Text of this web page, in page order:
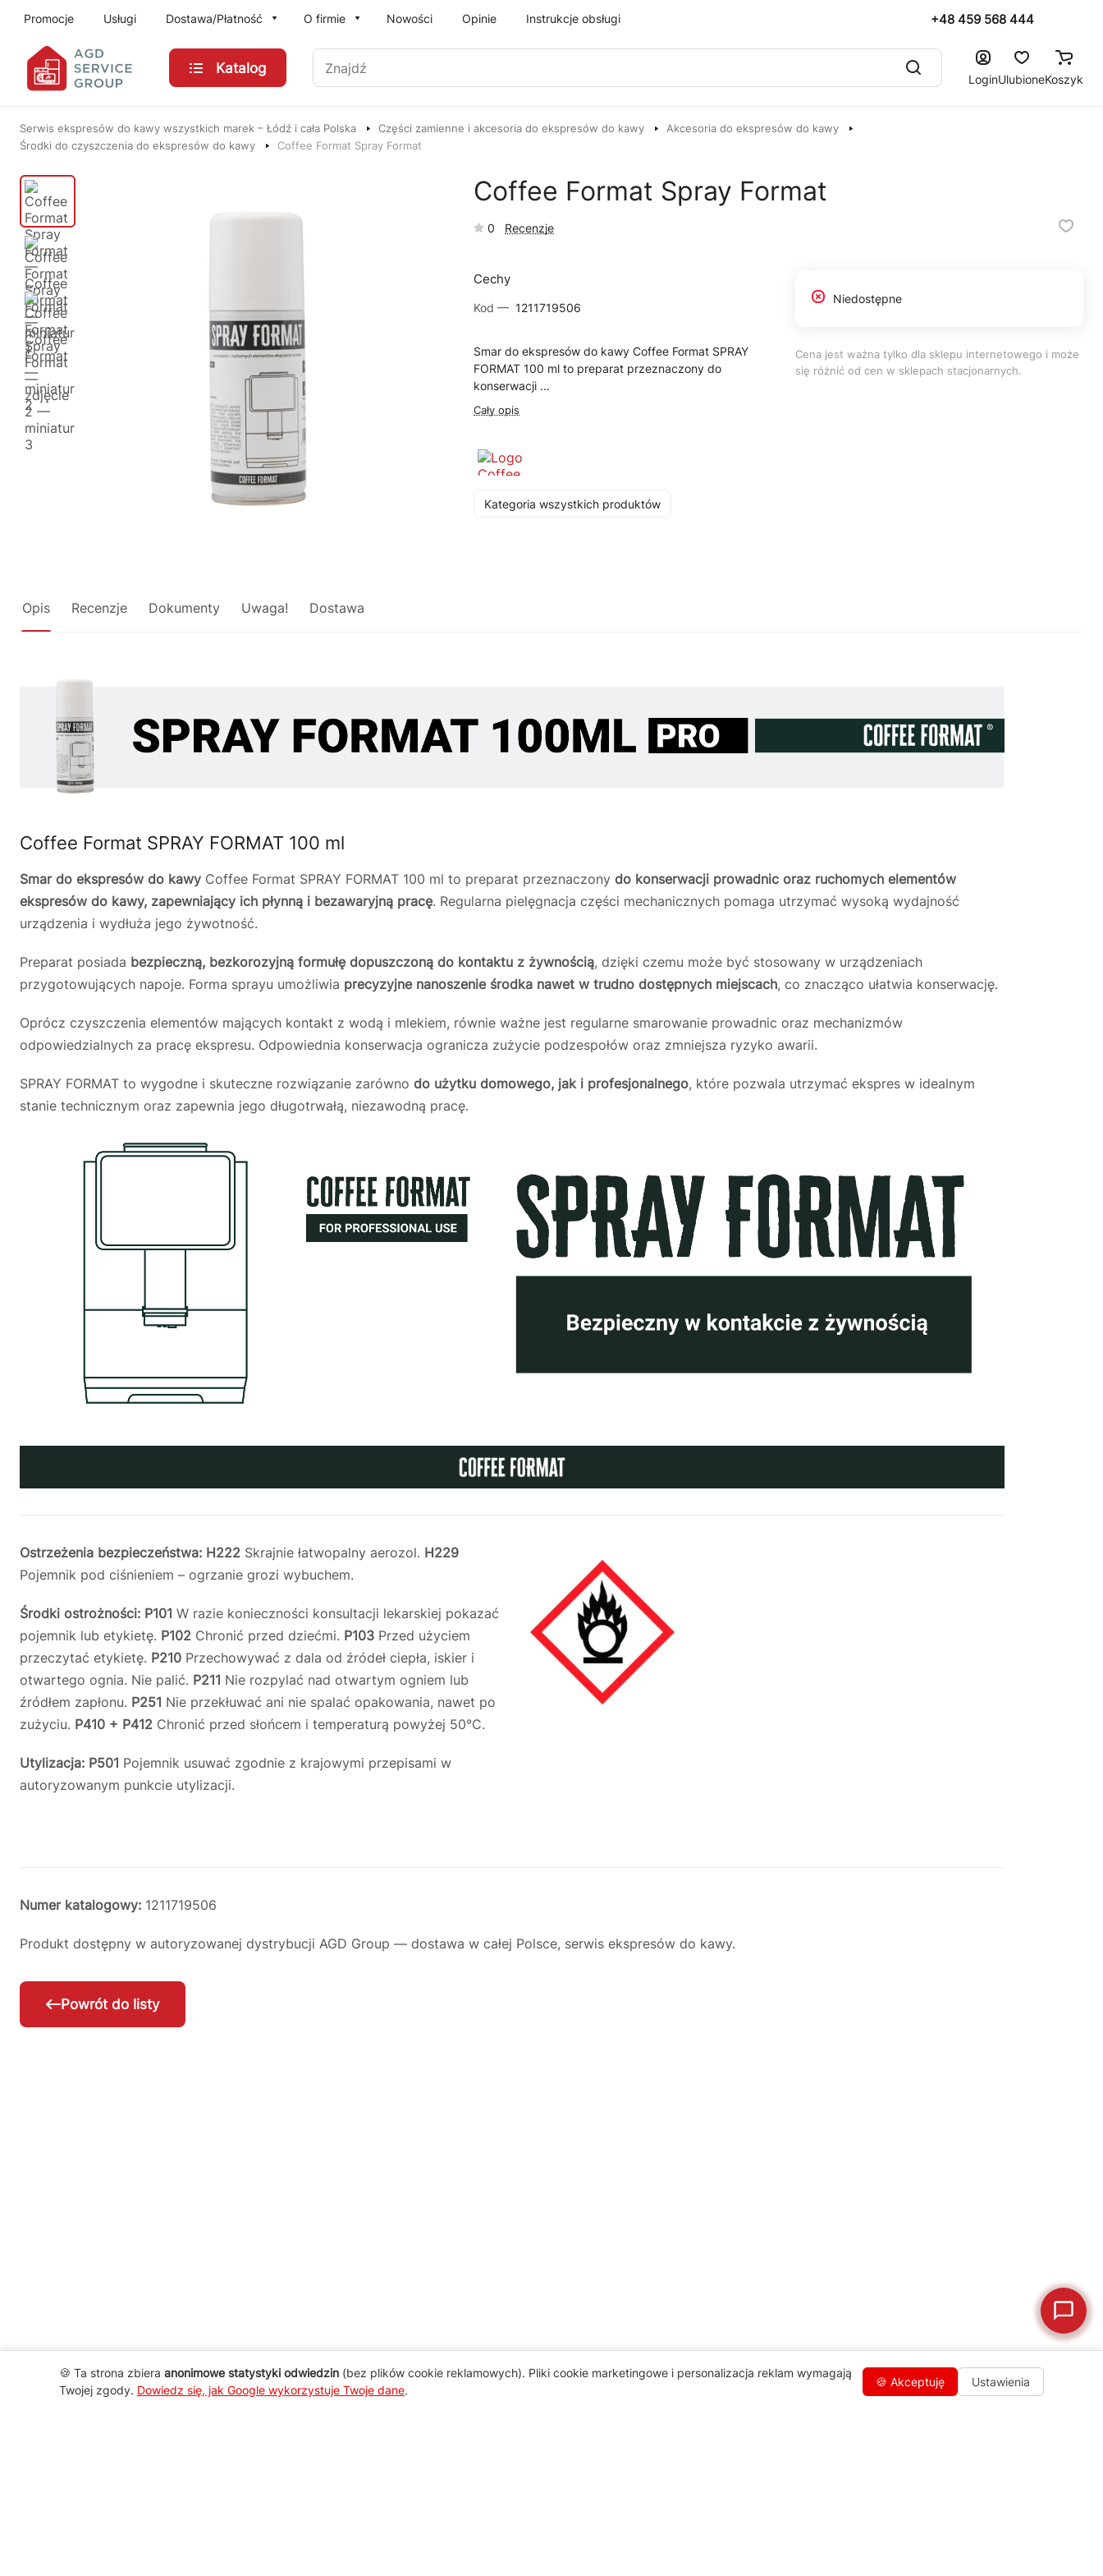
Promocje Usługi Dostawa/Płatność O firmie Nowości Opinie Instrukcje obsługi +48 459 568 444
Katalog
Znajdź
LoginUlubioneKoszyk
Serwis ekspresów do kawy wszystkich marek – Łódź i cała Polska Części zamienne i akcesoria do ekspresów do kawy
Akcesoria do ekspresów do kawy
Środki do czyszczenia do ekspresów do kawy
Coffee Format Spray Format
Coffee Format Spray Format
0 Recenzje
Cechy
Kod — 1211719506
Smar do ekspresów do kawy Coffee Format SPRAY
FORMAT 100 ml to preparat przeznaczony do
konserwacji ...
Cały opis
Kategoria wszystkich produktów
Niedostępne
Cena jest ważna tylko dla sklepu internetowego i może
się różnić od cen w sklepach stacjonarnych.
Opis Recenzje Dokumenty Uwaga! Dostawa
Coffee Format SPRAY FORMAT 100 ml
Smar do ekspresów do kawy Coffee Format SPRAY FORMAT 100 ml to preparat przeznaczony do konserwacji prowadnic oraz ruchomych elementów
ekspresów do kawy, zapewniający ich płynną i bezawaryjną pracę. Regularna pielęgnacja części mechanicznych pomaga utrzymać wysoką wydajność
urządzenia i wydłuża jego żywotność.
Preparat posiada bezpieczną, bezkorozyjną formułę dopuszczoną do kontaktu z żywnością, dzięki czemu może być stosowany w urządzeniach
przygotowujących napoje. Forma sprayu umożliwia precyzyjne nanoszenie środka nawet w trudno dostępnych miejscach, co znacząco ułatwia konserwację.
Oprócz czyszczenia elementów mających kontakt z wodą i mlekiem, równie ważne jest regularne smarowanie prowadnic oraz mechanizmów
odpowiedzialnych za pracę ekspresu. Odpowiednia konserwacja ogranicza zużycie podzespołów oraz zmniejsza ryzyko awarii.
SPRAY FORMAT to wygodne i skuteczne rozwiązanie zarówno do użytku domowego, jak i profesjonalnego, które pozwala utrzymać ekspres w idealnym
stanie technicznym oraz zapewnia jego długotrwałą, niezawodną pracę.
Ostrzeżenia bezpieczeństwa: H222 Skrajnie łatwopalny aerozol. H229
Pojemnik pod ciśnieniem – ogrzanie grozi wybuchem.
Środki ostrożności: P101 W razie konieczności konsultacji lekarskiej pokazać
pojemnik lub etykietę. P102 Chronić przed dziećmi. P103 Przed użyciem
przeczytać etykietę. P210 Przechowywać z dala od źródeł ciepła, iskier i
otwartego ognia. Nie palić. P211 Nie rozpylać nad otwartym ogniem lub
źródłem zapłonu. P251 Nie przekłuwać ani nie spalać opakowania, nawet po
zużyciu. P410 + P412 Chronić przed słońcem i temperaturą powyżej 50°C.
Utylizacja: P501 Pojemnik usuwać zgodnie z krajowymi przepisami w
autoryzowanym punkcie utylizacji.
Numer katalogowy: 1211719506
Produkt dostępny w autoryzowanej dystrybucji AGD Group — dostawa w całej Polsce, serwis ekspresów do kawy.
Powrót do listy
🍪 Ta strona zbiera anonimowe statystyki odwiedzin (bez plików cookie reklamowych). Pliki cookie marketingowe i personalizacja reklam wymagają
Twojej zgody. Dowiedz się, jak Google wykorzystuje Twoje dane.
🍪 Akceptuję Ustawienia